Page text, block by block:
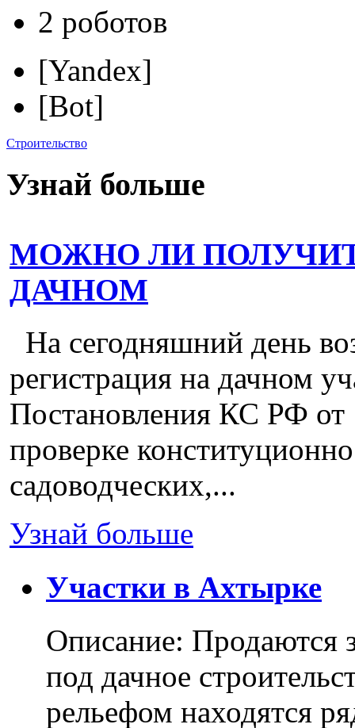
2 роботов
[Yandex]
[Bot]
Строительство
Узнай больше
МОЖНО ЛИ
ДАЧНОМ
На сегодняшний день
регистрация на дачном
Постановления КС РФ
проверке
садоводческих,...
Узнай больше
Участки в Ахтырке
Описание: Продаются
под дачное
рельефом находятся